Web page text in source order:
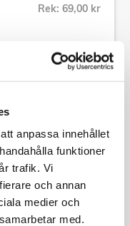
anpassa innehållet
funktioner
trafik. Vi
och annan
medier och
med.
Rek: 69,00 kr